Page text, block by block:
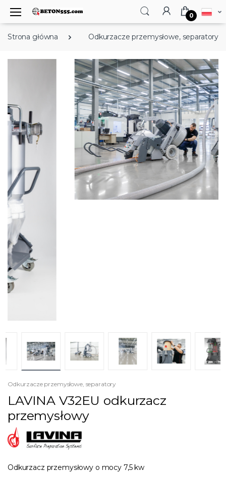
0
Strona główna Odkurzacze przemysłowe, separatory
Odkurzacze przemysłowe, separatory
LAVINA V32EU odkurzacz
przemysłowy
Odkurzacz przemysłowy o mocy 7,5 kw